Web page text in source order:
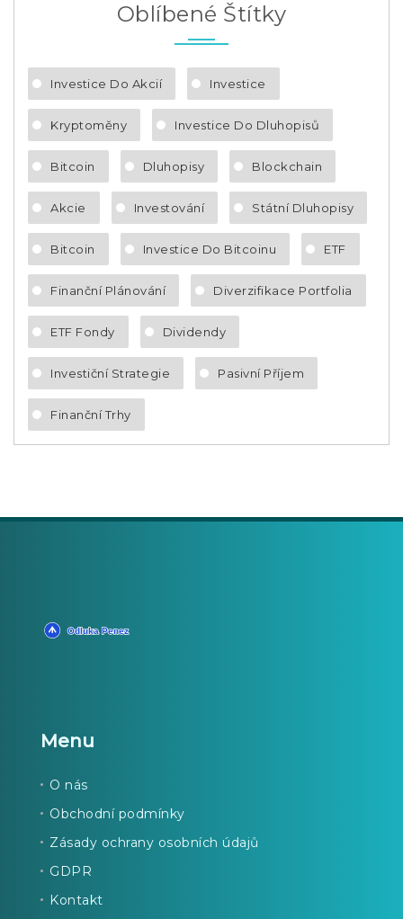
Oblíbené Štítky
Investice Do Akcií Investice
Kryptoměny Investice Do Dluhopisů
Bitcoin Dluhopisy Blockchain
Akcie Investování Státní Dluhopisy
Bitcoin Investice Do Bitcoinu ETF
Finanční Plánování Diverzifikace Portfolia
ETF Fondy Dividendy
Investiční Strategie Pasivní Příjem
Finanční Trhy
Menu
O nás
Obchodní podmínky
Zásady ochrany osobních údajů
GDPR
Kontakt